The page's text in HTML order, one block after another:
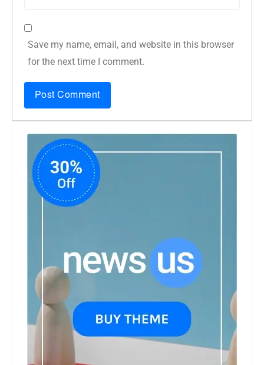
Save my name, email, and website in this browser
for the next time I comment.